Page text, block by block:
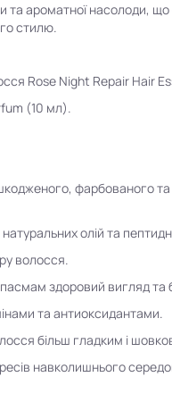
та ароматної насолоди,
стилю.
Rose Night Repair Hair
(10 мл).
фарбованого та
олій та
волосся.
здоровий вигляд та
та антиоксидантами.
більш гладким і
навколишнього